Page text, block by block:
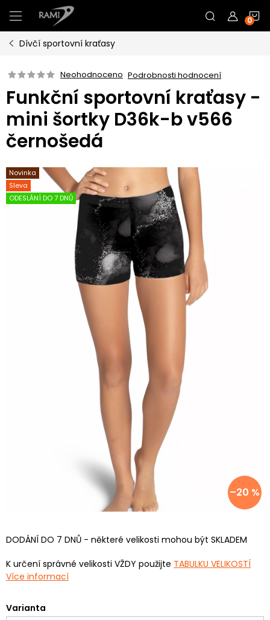
na
obsah
Dívčí sportovní kraťasy
Neohodnoceno Podrobnosti hodnocení
Funkční sportovní kraťasy -
mini šortky D36k-b v566
černošedá
Novinka
Sleva
ODESLÁNÍ DO 7 DNŮ
–20 %
DODÁNÍ DO 7 DNŮ - některé velikosti mohou být SKLADEM
K určení správné velikosti VŽDY použijte TABULKU VELIKOSTÍ
Více informací
Varianta